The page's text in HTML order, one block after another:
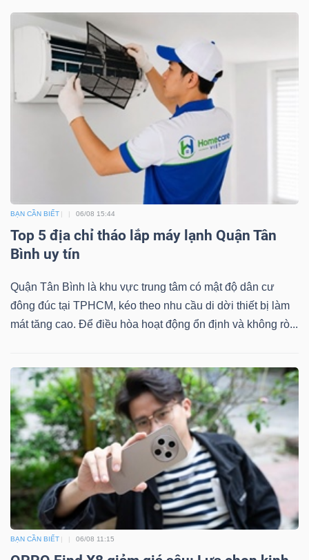
BẠN CẦN BIẾT 06/08 15:44
Top 5 địa chỉ tháo lắp máy lạnh Quận Tân
Bình uy tín
Quận Tân Bình là khu vực trung tâm có mật độ dân cư
đông đúc tại TPHCM, kéo theo nhu cầu di dời thiết bị làm
mát tăng cao. Để điều hòa hoạt động ổn định và không rò...
BẠN CẦN BIẾT 06/08 11:15
tài
chính